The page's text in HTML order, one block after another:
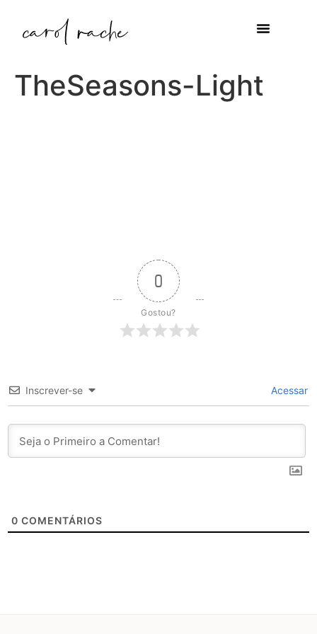
TheSeasons-Light
0
Gostou?
Inscrever-se Acessar
0 COMENTÁRIOS